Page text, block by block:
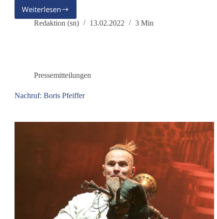
Weiterlesen
AG
Frieden:
Konflikt
Redaktion (sn) 13.02.2022 3 Min
Pressemitteilungen
Nachruf: Boris Pfeiffer